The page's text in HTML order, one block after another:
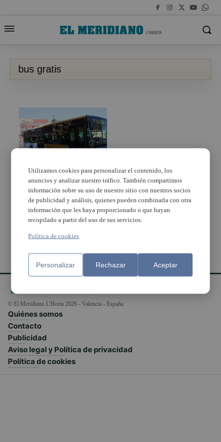
bus gratis
TorrentBus será
gratuito para menores
de 30 años a partir del 9
de octubre
© El Meridiano L'Horta 2026 - Valencia - España
Quiénes somos
Contacto
Publicidad
Aviso legal y Política de privacidad
Política de cookies
Utilizamos cookies para personalizar el contenido, los
anuncios y analizar nuestro tráfico. También compartimos
información sobre su uso de nuestro sitio con nuestros socios
de publicidad y análisis, quienes pueden combinarla con otra
información que les haya proporcionado o que hayan
recopilado a partir del uso de sus servicios.
Política de cookies
Personalizar Rechazar Aceptar